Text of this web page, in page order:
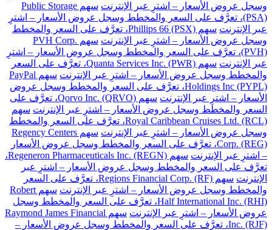
وسجل عروض الأسعار – اشترِ عبر الإنترنت
سهم Public Storage
(PSA)، تعرَّف على السعر والمخطط وسجل عروض الأسعار – اشترِ
عبر الإنترنت
سهم Phillips 66 (PSX)، تعرَّف على السعر والمخطط
وسجل عروض الأسعار – اشترِ عبر الإنترنت
سهم PVH Corp.
(PVH)، تعرَّف على السعر والمخطط وسجل عروض الأسعار – اشترِ
عبر الإنترنت
سهم Quanta Services Inc. (PWR)، تعرَّف على السعر
والمخطط وسجل عروض الأسعار – اشترِ عبر الإنترنت
سهم PayPal
Holdings Inc (PYPL)، تعرَّف على السعر والمخطط وسجل عروض
الأسعار – اشترِ عبر الإنترنت
سهم Qorvo Inc. (QRVO)، تعرَّف على
السعر والمخطط وسجل عروض الأسعار – اشترِ عبر الإنترنت سهم
Royal Caribbean Cruises Ltd. (RCL)، تعرَّف على السعر والمخطط
وسجل عروض الأسعار – اشترِ عبر الإنترنت
سهم Regency Centers
Corp. (REG)، تعرَّف على السعر والمخطط وسجل عروض الأسعار
– اشترِ عبر الإنترنت
سهم Regeneron Pharmaceuticals Inc. (REGN)،
تعرَّف على السعر والمخطط وسجل عروض الأسعار – اشترِ عبر
الإنترنت
سهم Regions Financial Corp. (RF)، تعرَّف على السعر
والمخطط وسجل عروض الأسعار – اشترِ عبر الإنترنت
سهم Robert
Half International Inc. (RHI)، تعرَّف على السعر والمخطط وسجل
عروض الأسعار – اشترِ عبر الإنترنت
سهم Raymond James Financial
Inc. (RJF)، تعرَّف على السعر والمخطط وسجل عروض الأسعار –